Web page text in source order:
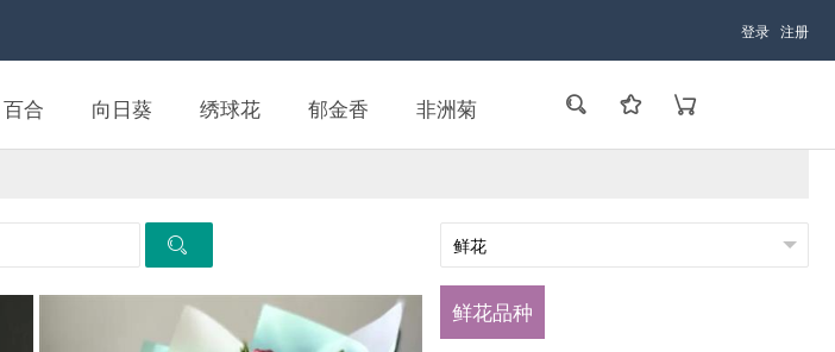
登录 注册
百合 向日葵 绣球花 郁金香 非洲菊
鲜花品种